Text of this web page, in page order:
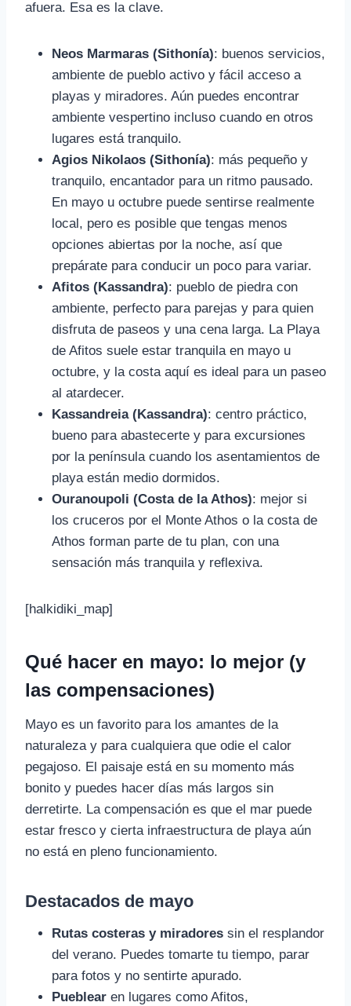
afuera. Esa es la clave.
Neos Marmaras (Sithonía): buenos servicios,
ambiente de pueblo activo y fácil acceso a
playas y miradores. Aún puedes encontrar
ambiente vespertino incluso cuando en otros
lugares está tranquilo.
Agios Nikolaos (Sithonía): más pequeño y
tranquilo, encantador para un ritmo pausado.
En mayo u octubre puede sentirse realmente
local, pero es posible que tengas menos
opciones abiertas por la noche, así que
prepárate para conducir un poco para variar.
Afitos (Kassandra): pueblo de piedra con
ambiente, perfecto para parejas y para quien
disfruta de paseos y una cena larga. La Playa
de Afitos suele estar tranquila en mayo u
octubre, y la costa aquí es ideal para un paseo
al atardecer.
Kassandreia (Kassandra): centro práctico,
bueno para abastecerte y para excursiones
por la península cuando los asentamientos de
playa están medio dormidos.
Ouranoupoli (Costa de la Athos): mejor si
los cruceros por el Monte Athos o la costa de
Athos forman parte de tu plan, con una
sensación más tranquila y reflexiva.
[halkidiki_map]
Qué hacer en mayo: lo mejor (y
las compensaciones)
Mayo es un favorito para los amantes de la
naturaleza y para cualquiera que odie el calor
pegajoso. El paisaje está en su momento más
bonito y puedes hacer días más largos sin
derretirte. La compensación es que el mar puede
estar fresco y cierta infraestructura de playa aún
no está en pleno funcionamiento.
Destacados de mayo
Rutas costeras y miradores sin el resplandor
del verano. Puedes tomarte tu tiempo, parar
para fotos y no sentirte apurado.
Pueblear en lugares como Afitos,